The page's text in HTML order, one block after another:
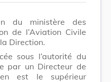
du ministère des
de l’Aviation Civile
Direction.
sous l’autorité du
par un Directeur de
est le supérieur